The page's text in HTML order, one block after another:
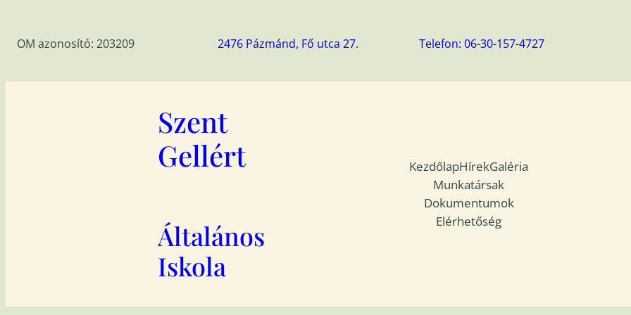
tartalomhoz
OM azonosító: 203209 2476 Pázmánd, Fő utca 27. Telefon: 06-30-157-4727
Szent
Gellért
Általános
Iskola
KezdőlapHírekGaléria
Munkatársak
Dokumentumok
Elérhetőség